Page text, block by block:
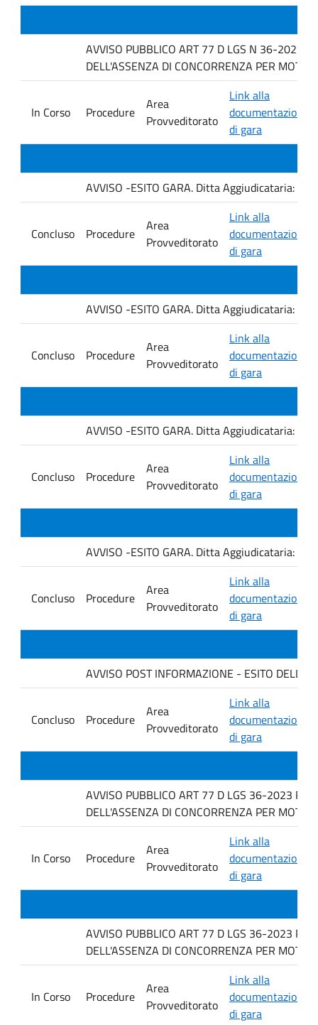
AVVISO PUBBLICO ART 77 D LGS N 36-2023
DELL'ASSENZA DI CONCORRENZA PER MOTIVI
In Corso Procedure
Area
Provveditorato
Link alla
documentazione
di gara
AVVISO -ESITO GARA. Ditta Aggiudicataria: M.
Concluso Procedure
Area
Provveditorato
Link alla
documentazione
di gara
AVVISO -ESITO GARA. Ditta Aggiudicataria:
Concluso Procedure
Area
Provveditorato
Link alla
documentazione
di gara
AVVISO -ESITO GARA. Ditta Aggiudicataria:
Concluso Procedure
Area
Provveditorato
Link alla
documentazione
di gara
AVVISO -ESITO GARA. Ditta Aggiudicataria:
Concluso Procedure
Area
Provveditorato
Link alla
documentazione
di gara
AVVISO POST INFORMAZIONE - ESITO
Concluso Procedure
Area
Provveditorato
Link alla
documentazione
di gara
AVVISO PUBBLICO ART 77 D LGS 36-2023 PER
DELL'ASSENZA DI CONCORRENZA PER MOTIVI
In Corso Procedure
Area
Provveditorato
Link alla
documentazione
di gara
AVVISO PUBBLICO ART 77 D LGS 36-2023 PER
DELL'ASSENZA DI CONCORRENZA PER MOTIVI
In Corso Procedure
Area
Provveditorato
Link alla
documentazione
di gara